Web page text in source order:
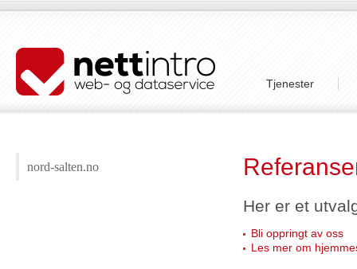
Tjenester
nord-salten.no
Her er et
Bli oppringt av oss
Les mer om